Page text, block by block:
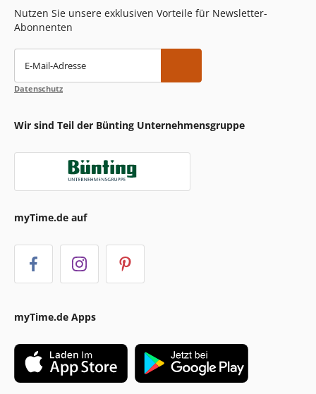
Nutzen Sie unsere exklusiven Vorteile für Newsletter-
Abonnenten
E-Mail-Adresse
Datenschutz
Wir sind Teil der Bünting Unternehmensgruppe
myTime.de auf
myTime.de Apps